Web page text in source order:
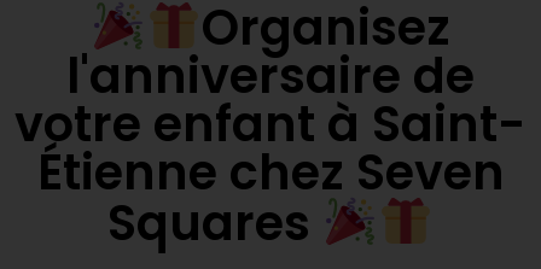
Organisez
l'anniversaire de
votre enfant à Saint-
Étienne chez Seven
Squares